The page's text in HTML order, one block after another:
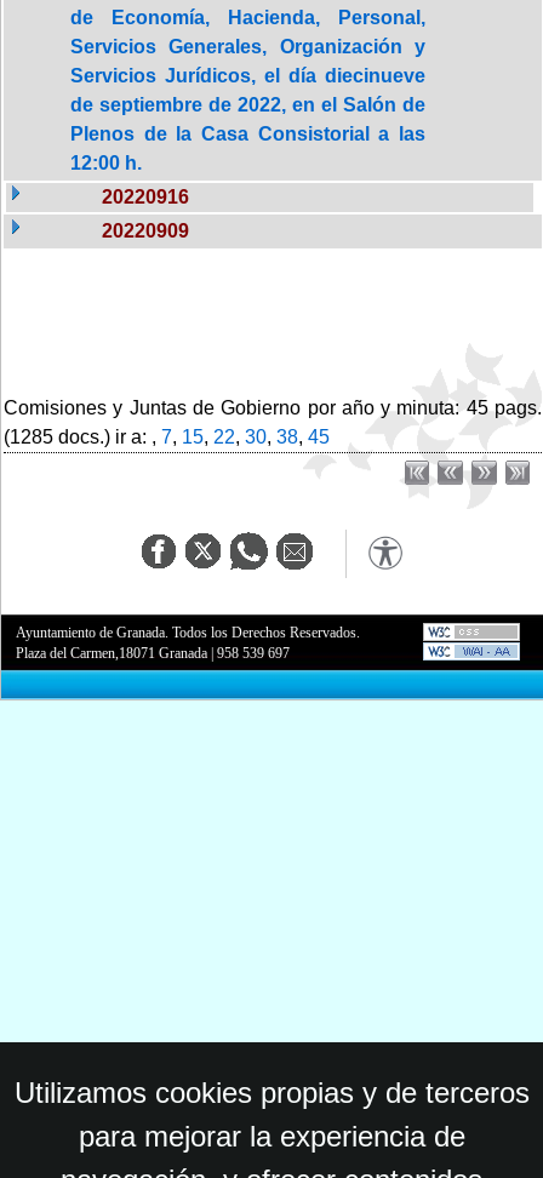
de Economía, Hacienda, Personal,
Servicios Generales, Organización y
Servicios Jurídicos, el día diecinueve
de septiembre de 2022, en el Salón de
Plenos de la Casa Consistorial a las
12:00 h.
20220916
20220909
Comisiones y Juntas de Gobierno por año y minuta: 45 pags.
(1285 docs.) ir a: , 7, 15, 22, 30, 38, 45
Ayuntamiento de Granada. Todos los Derechos Reservados.
Plaza del Carmen,18071 Granada |958 539 697
Utilizamos cookies propias y de terceros
para mejorar la experiencia de